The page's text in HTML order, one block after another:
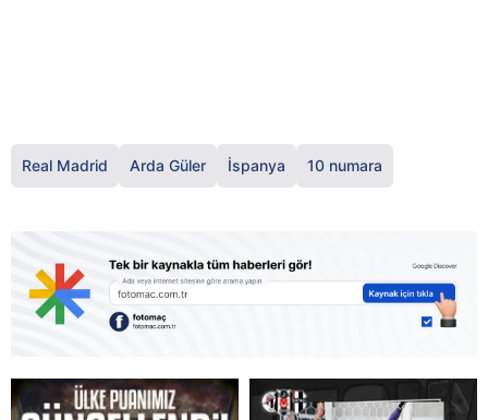
Real Madrid Arda Güler İspanya 10 numara